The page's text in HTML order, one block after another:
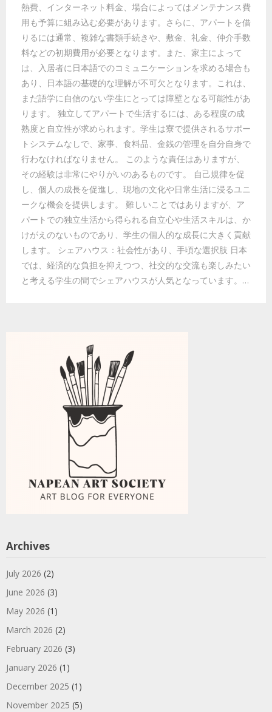
熱費、インターネット料金、場合によってはメンテナンス費
用も予算に組み込む必要があります。さらに、アパートを借
りるには通常、複雑な書類手続きや、敷金、礼金、仲介手数
料などの初期費用が必要となります。また、家主によって
は、入居者に日本語でのコミュニケーションを求める場合も
あり、日本語の基礎的な理解が不可欠となります。これは、
まだ語学に自信のない学生にとっては障壁となる可能性があ
ります。 独立してアパートで生活するには、ある程度の成
熟度と自立性が求められます。学生は寮で提供されるサポー
トシステムなしで、家事、食料品、金銭の管理を自分自身で
行わなければなりません。 このような責任はありますが、
その経験は非常にやりがいのあるものです。 自己規律を促
し、個人の成長を促進し、現地の文化や日常生活に浸るユニ
ークな機会を提供します。 難しいことではありますが、ア
パートでの独立生活から得られる自立心や生活スキルは、か
けがえのないものであり、学生の個人的な成長に大きく貢献
します。 シェアハウス：社会性があり、手頃な選択肢 日本
では、経済的な負担を抑えつつ、社交的な交流も楽しみたい
と考える学生の間でシェアハウスが人気となっています。…
Archives
July 2026 (2)
June 2026 (3)
May 2026 (1)
March 2026 (2)
February 2026 (3)
January 2026 (1)
December 2025 (1)
November 2025 (5)